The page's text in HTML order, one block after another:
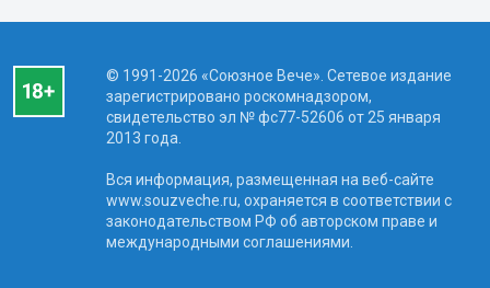
© 1991-2026 «Союзное Вече». Сетевое издание
зарегистрировано роскомнадзором,
свидетельство эл № фc77-52606 от 25 января
2013 года.
Вся информация, размещенная на веб-сайте
www.souzveche.ru, охраняется в соответствии с
законодательством РФ об авторском праве и
международными соглашениями.